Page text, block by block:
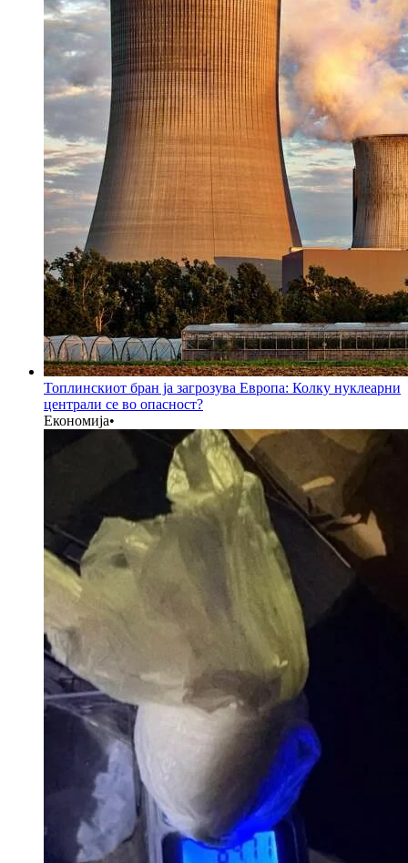
Топлинскиот бран ја загрозува Европа: Колку нуклеарни
централи се во опасност?
Економија•